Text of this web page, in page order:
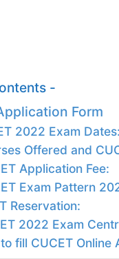
-
Form
2022 Exam Dates:
Offered and
Application Fee:
Exam Pattern
Reservation:
2022 Exam
fill CUCET